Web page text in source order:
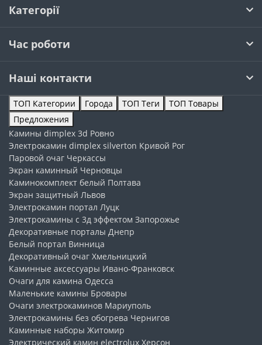
Категорії
Час роботи
Наші контакти
ТОП Категории Города ТОП Теги
ТОП Товары
Предложения
Камины dimplex 3d Ровно
Электрокамин dimplex silverton Кривой Рог
Паровой очаг Черкассы
Экран каминный Черновцы
Каминокомплект белый Полтава
Экран защитный Львов
Электрокамин портал Луцк
Электрокамины с 3д эффектом Запорожье
Декоративные порталы Днепр
Белый портал Винница
Декоративный очаг Хмельницкий
Каминные аксессуары Ивано-Франковск
Очаги для камина Одесса
Маленькие камины Бровары
Очаги электрокаминов Мариуполь
Электрокамины без обогрева Чернигов
Каминные наборы Житомир
Электрический камин electrolux Херсон